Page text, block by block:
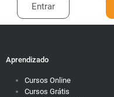
Entrar
Aprendizado
Cursos Online
Cursos Grátis